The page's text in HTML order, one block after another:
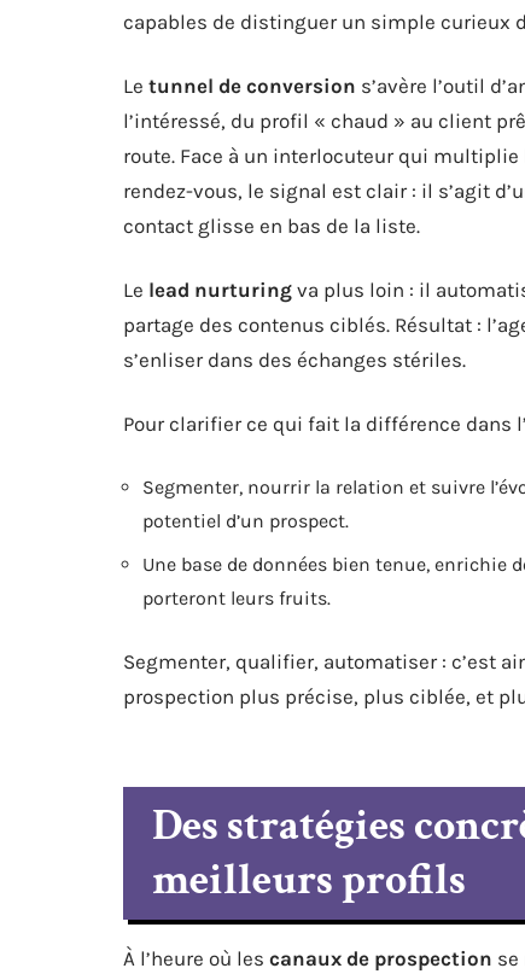
capables de distinguer un simple curieux
Le tunnel de conversion s’avère l’outil
l’intéressé, du profil « chaud » au client
route. Face à un interlocuteur qui
rendez-vous, le signal est clair : il s’agit
contact glisse en bas de la liste.
Le lead nurturing va plus loin : il
partage des contenus ciblés. Résultat :
s’enliser dans des échanges stériles.
Pour clarifier ce qui fait la différence dans
Segmenter, nourrir la relation et suivre
potentiel d’un prospect.
Une base de données bien tenue, enrichie
porteront leurs fruits.
Segmenter, qualifier, automatiser : c’est
prospection plus précise, plus ciblée, et
Des stratégies
meilleurs profils
À l’heure où les canaux de prospection